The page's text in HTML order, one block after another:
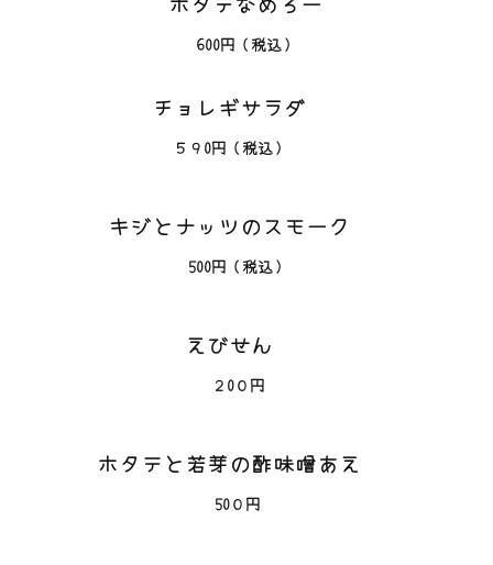
600円（税込）
チョレギサラダ
５９0円（税込）
キジとナッツのスモーク
500円（税込）
えびせん
２0０円
ホタテと若芽の酢味噌あえ
50０円